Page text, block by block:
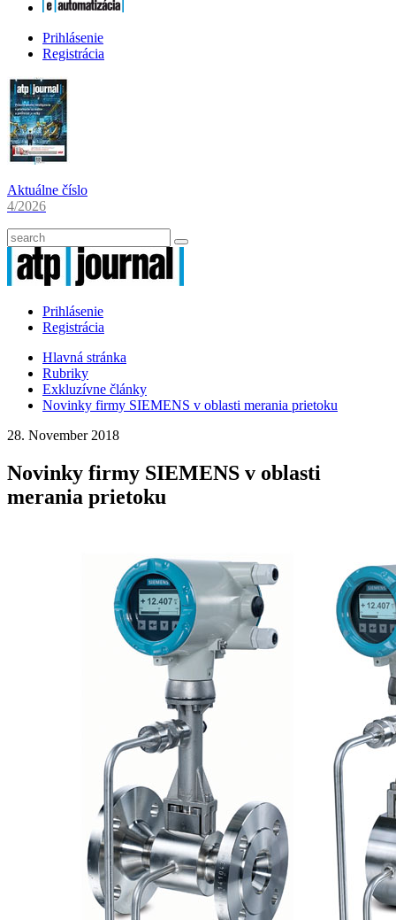
Prihlásenie
Registrácia
Aktuálne číslo
4/2026
Prihlásenie
Registrácia
Hlavná stránka
Rubriky
Exkluzívne články
Novinky firmy SIEMENS v oblasti merania prietoku
28. November 2018
Novinky firmy SIEMENS v oblasti
merania prietoku